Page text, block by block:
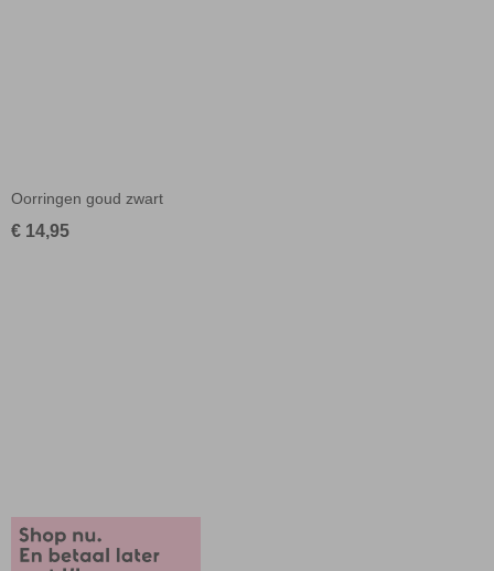
Oorringen goud zwart
€ 14,95